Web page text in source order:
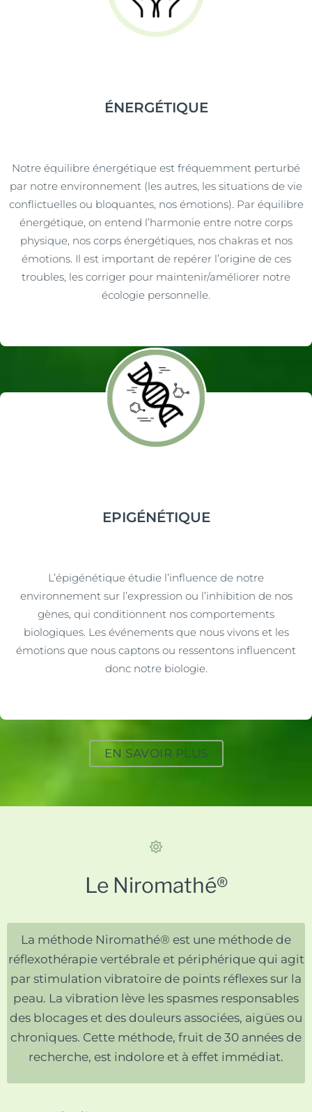
ÉNERGÉTIQUE
Notre équilibre énergétique est fréquemment perturbé
par notre environnement (les autres, les situations de vie
conflictuelles ou bloquantes, nos émotions). Par équilibre
énergétique, on entend l’harmonie entre notre corps
physique, nos corps énergétiques, nos chakras et nos
émotions. Il est important de repérer l’origine de ces
troubles, les corriger pour maintenir/améliorer notre
écologie personnelle.
EPIGÉNÉTIQUE
L’épigénétique étudie l’influence de notre
environnement sur l’expression ou l’inhibition de nos
gènes, qui conditionnent nos comportements
biologiques. Les événements que nous vivons et les
émotions que nous captons ou ressentons influencent
donc notre biologie.
EN SAVOIR PLUS
Le Niromathé®
La méthode Niromathé® est une méthode de
réflexothérapie vertébrale et périphérique qui agit
par stimulation vibratoire de points réflexes sur la
peau. La vibration lève les spasmes responsables
des blocages et des douleurs associées, aigües ou
chroniques. Cette méthode, fruit de 30 années de
recherche, est indolore et à effet immédiat.